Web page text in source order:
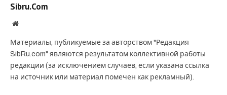
Sibru.Com
Website
Материалы, публикуемые за авторством "Редакция
SibRu.com" являются результатом коллективной работы
редакции (за исключением случаев, если указана ссылка
на источник или материал помечен как рекламный).